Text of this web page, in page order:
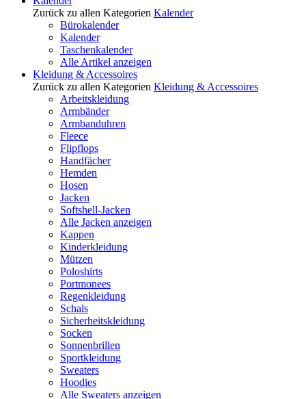
Zurück zu allen Kategorien Kalender
Bürokalender
Kalender
Taschenkalender
Alle Artikel anzeigen
Kleidung & Accessoires
Zurück zu allen Kategorien Kleidung & Accessoires
Arbeitskleidung
Armbänder
Armbanduhren
Fleece
Flipflops
Handfächer
Hemden
Hosen
Jacken
Softshell-Jacken
Alle Jacken anzeigen
Kappen
Kinderkleidung
Mützen
Poloshirts
Portmonees
Regenkleidung
Schals
Sicherheitskleidung
Socken
Sonnenbrillen
Sportkleidung
Sweaters
Hoodies
Alle Sweaters anzeigen